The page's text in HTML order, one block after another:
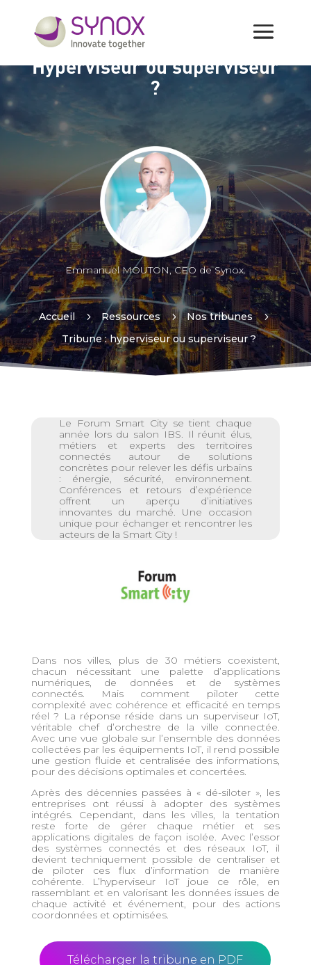
Hyperviseur ou superviseur
?
Emmanuel MOUTON, CEO de Synox.
Accueil 5 Ressources 5 Nos tribunes 5
Tribune : hyperviseur ou superviseur ?
Le Forum Smart City se tient chaque
année lors du salon IBS. Il réunit élus,
métiers et experts des territoires
connectés autour de solutions
concrètes pour relever les défis urbains
: énergie, sécurité, environnement.
Conférences et retours d’expérience
offrent un aperçu d’initiatives
innovantes du marché. Une occasion
unique pour échanger et rencontrer les
acteurs de la Smart City !
Dans nos villes, plus de 30 métiers coexistent,
chacun nécessitant une palette d’applications
numériques, de données et de systèmes
connectés. Mais comment piloter cette
complexité avec cohérence et efficacité en temps
réel ? La réponse réside dans un superviseur IoT,
véritable chef d’orchestre de la ville connectée.
Avec une vue globale sur l’ensemble des données
collectées par les équipements IoT, il rend possible
une gestion fluide et centralisée des informations,
pour des décisions optimales et concertées.
Après des décennies passées à « dé-siloter », les
entreprises ont réussi à adopter des systèmes
intégrés. Cependant, dans les villes, la tentation
reste forte de gérer chaque métier et ses
applications digitales de façon isolée. Avec l’essor
des systèmes connectés et des réseaux IoT, il
devient techniquement possible de centraliser et
de piloter ces flux d’information de manière
cohérente. L’hyperviseur IoT joue ce rôle, en
rassemblant et en valorisant les données issues de
chaque activité et événement, pour des actions
coordonnées et optimisées.
Télécharger la tribune en PDF